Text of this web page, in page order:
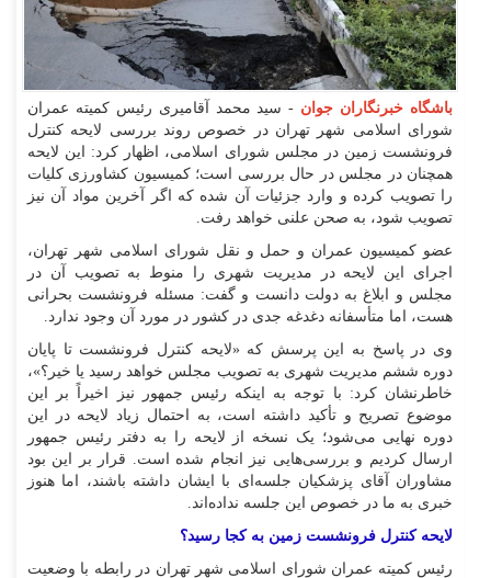
باشگاه خبرنگاران جوان - سید محمد آقامیری رئیس کمیته عمران
شورای اسلامی شهر تهران در خصوص روند بررسی لایحه کنترل
فرونشست زمین در مجلس شورای اسلامی، اظهار کرد: این لایحه
همچنان در مجلس در حال بررسی است؛ کمیسیون کشاورزی کلیات
را تصویب کرده و وارد جزئیات آن شده که اگر آخرین مواد آن نیز
تصویب شود، به صحن علنی خواهد رفت.
عضو کمیسیون عمران و حمل و نقل شورای اسلامی شهر تهران،
اجرای این لایحه در مدیریت شهری را منوط به تصویب آن در
مجلس و ابلاغ به دولت دانست و گفت: مسئله فرونشست بحرانی
هست، اما متأسفانه دغدغه جدی در کشور در مورد آن وجود ندارد.
وی در پاسخ به این پرسش که «لایحه کنترل فرونشست تا پایان
دوره ششم مدیریت شهری به تصویب مجلس خواهد رسید یا خیر؟»،
خاطرنشان کرد: با توجه به اینکه رئیس جمهور نیز اخیراً بر این
موضوع تصریح و تأکید داشته است، به احتمال زیاد لایحه در این
دوره نهایی می‌شود؛ یک نسخه از لایحه را به دفتر رئیس جمهور
ارسال کردیم و بررسی‌هایی نیز انجام شده است. قرار بر این بود
مشاوران آقای پزشکیان جلسه‌ای با ایشان داشته باشند، اما هنوز
خبری به ما در خصوص این جلسه نداده‌اند.
لایحه کنترل فرونشست زمین به کجا رسید؟
رئیس کمیته عمران شورای اسلامی شهر تهران در رابطه با وضعیت